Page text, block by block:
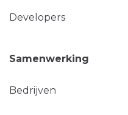
Developers
Samenwerking
Bedrijven